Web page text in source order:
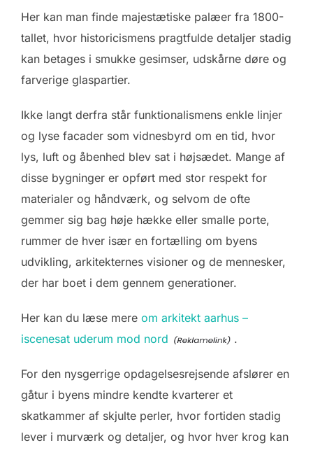
Her kan man finde majestætiske palæer fra 1800-
tallet, hvor historicismens pragtfulde detaljer stadig
kan betages i smukke gesimser, udskårne døre og
farverige glaspartier.
Ikke langt derfra står funktionalismens enkle linjer
og lyse facader som vidnesbyrd om en tid, hvor
lys, luft og åbenhed blev sat i højsædet. Mange af
disse bygninger er opført med stor respekt for
materialer og håndværk, og selvom de ofte
gemmer sig bag høje hække eller smalle porte,
rummer de hver især en fortælling om byens
udvikling, arkitekternes visioner og de mennesker,
der har boet i dem gennem generationer.
Her kan du læse mere om arkitekt aarhus –
iscenesat uderum mod nord
.
For den nysgerrige opdagelsesrejsende afslører en
gåtur i byens mindre kendte kvarterer et
skatkammer af skjulte perler, hvor fortiden stadig
lever i murværk og detaljer, og hvor hver krog kan